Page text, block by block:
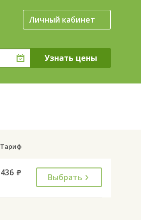
Личный кабинет
Тариф
436 руб. Выбрать